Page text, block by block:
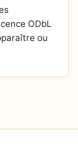
ODbL
ou